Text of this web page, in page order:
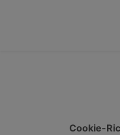
Cookie-